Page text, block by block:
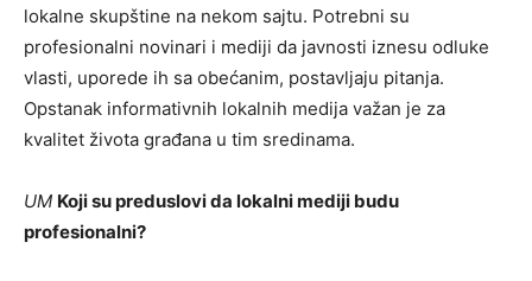
lokalne skupštine na nekom sajtu. Potrebni su
profesionalni novinari i mediji da javnosti iznesu odluke
vlasti, uporede ih sa obećanim, postavljaju pitanja.
Opstanak informativnih lokalnih medija važan je za
kvalitet života građana u tim sredinama.
UM Koji su preduslovi da lokalni mediji budu
profesionalni?